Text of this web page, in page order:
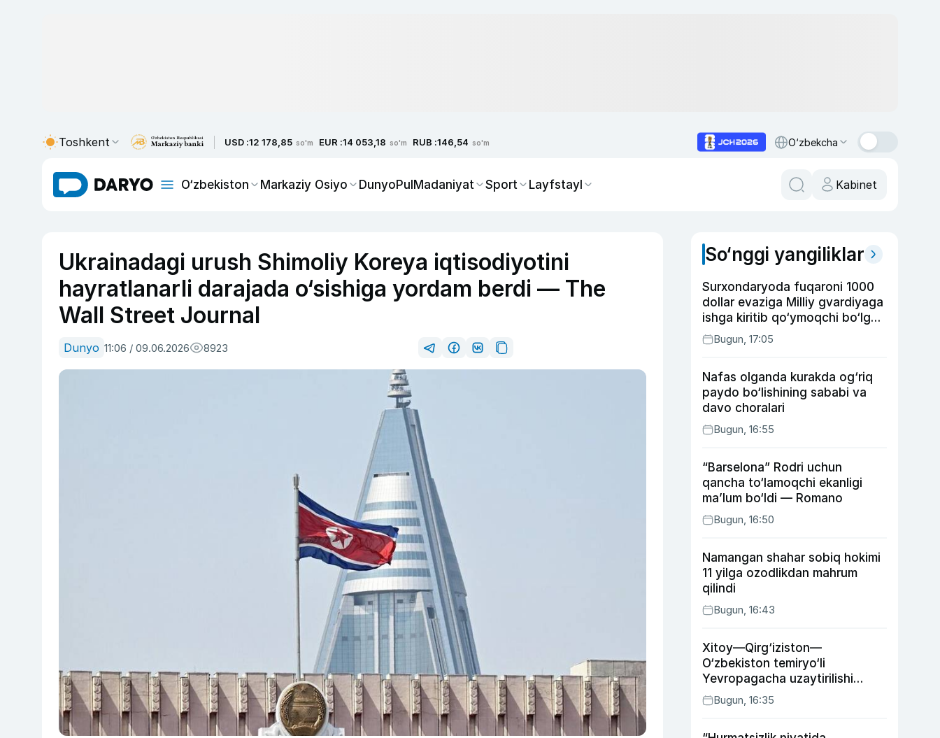
Toshkent USD :12 178,85 so'm EUR :14 053,18 so'm RUB :146,54 so'm O‘zbekcha
O‘zbekiston Markaziy Osiyo DunyoPulMadaniyat Sport Layfstayl Kabinet
Ukrainadagi urush Shimoliy Koreya iqtisodiyotini
hayratlanarli darajada o‘sishiga yordam berdi — The
Wall Street Journal
Dunyo 11:06 / 09.06.2026 8923
So‘nggi yangiliklar
Surxondaryoda fuqaroni 1000
dollar evaziga Milliy gvardiyaga
ishga kiritib qo‘ymoqchi bo‘lgan
shaxs ushlandi
Bugun, 17:05
Nafas olganda kurakda og‘riq
paydo bo‘lishining sababi va
davo choralari
Bugun, 16:55
“Barselona” Rodri uchun
qancha to‘lamoqchi ekanligi
ma’lum bo‘ldi — Romano
Bugun, 16:50
Namangan shahar sobiq hokimi
11 yilga ozodlikdan mahrum
qilindi
Bugun, 16:43
Xitoy—Qirg‘iziston—
O‘zbekiston temiryo‘li
Yevropagacha uzaytirilishi
mumkin
Bugun, 16:35